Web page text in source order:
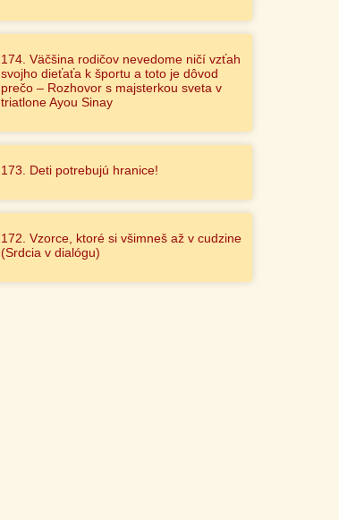
174. Väčšina rodičov nevedome ničí vzťah
svojho dieťaťa k športu a toto je dôvod
prečo – Rozhovor s majsterkou sveta v
triatlone Ayou Sinay
173. Deti potrebujú hranice!
172. Vzorce, ktoré si všimneš až v cudzine
(Srdcia v dialógu)